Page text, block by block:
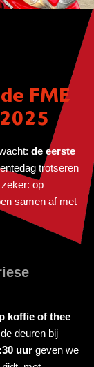
FME
de eerste
trotseren
op
samen af met
koffie of thee
deuren bij
uur geven we